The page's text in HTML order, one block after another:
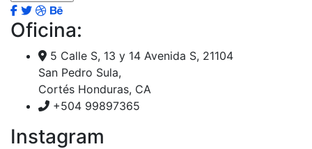
Oficina:
5 Calle S, 13 y 14 Avenida S, 21104
San Pedro Sula,
Cortés Honduras, CA
+504 99897365
Instagram